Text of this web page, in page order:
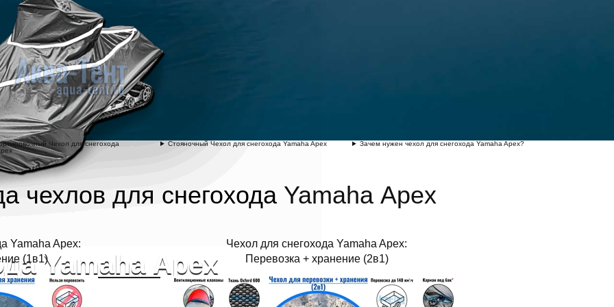
Yamaha Apex
дней
Чехол для снегохода
Стояночный Чехол для снегохода Yamaha Apex Зачем нужен чехол для снегохода Yamaha Apex?
чехлов для снегохода Yamaha Apex
Yamaha Apex:
(1в1)
Чехол для снегохода Yamaha Apex:
Перевозка + хранение (2в1)